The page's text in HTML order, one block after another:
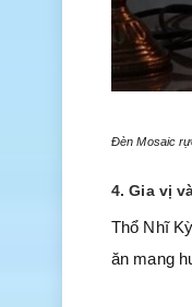
Đèn Mosaic
4. Gia vị
Thổ Nhĩ
ăn mang